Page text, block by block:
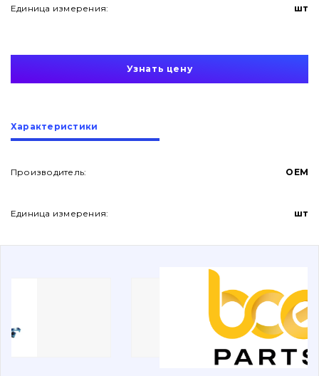
Вакансии
Поиск
Единица измерения:
шт
Узнать цену
Характеристики
Производитель: OEM
Единица измерения: шт